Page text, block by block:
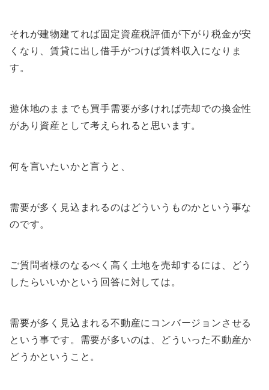
それが建物建てれば固定資産税評価が下がり税金が安
くなり、賃貸に出し借手がつけば賃料収入になりま
す。
遊休地のままでも買手需要が多ければ売却での換金性
があり資産として考えられると思います。
何を言いたいかと言うと、
需要が多く見込まれるのは どういうものかという事な
のです。
ご質問者様のなるべく高く土地を売却するには、どう
したらいいかという回答に対しては。
需要が多く見込まれる不動産にコンバージョンさせる
という事です。 需要が多いのは、どういった不動産か
どうかということ。